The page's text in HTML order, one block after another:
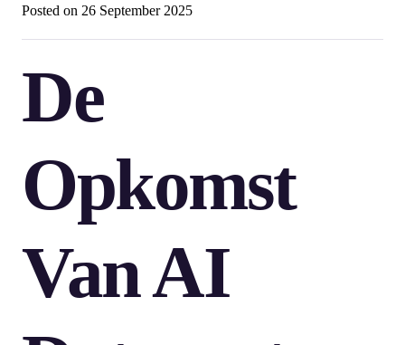
Posted on 26 September 2025
De
Opkomst
Van AI